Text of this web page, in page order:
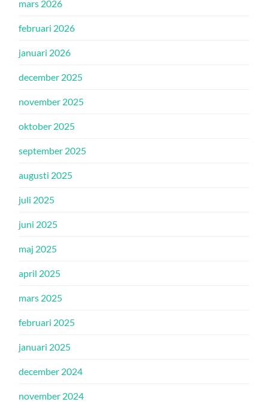
mars 2026
februari 2026
januari 2026
december 2025
november 2025
oktober 2025
september 2025
augusti 2025
juli 2025
juni 2025
maj 2025
april 2025
mars 2025
februari 2025
januari 2025
december 2024
november 2024